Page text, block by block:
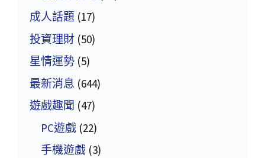
成人話題 (17)
投資理財 (50)
星情運勢 (5)
最新消息 (644)
遊戲趣聞 (47)
PC遊戲 (22)
手機遊戲 (3)